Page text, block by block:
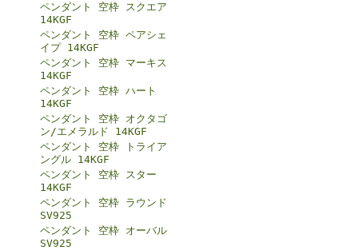
ペンダント 空枠 スクエア
14KGF
ペンダント 空枠 ペアシェ
イプ 14KGF
ペンダント 空枠 マーキス
14KGF
ペンダント 空枠 ハート
14KGF
ペンダント 空枠 オクタゴ
ン/エメラルド 14KGF
ペンダント 空枠 トライア
ングル 14KGF
ペンダント 空枠 スター
14KGF
ペンダント 空枠 ラウンド
SV925
ペンダント 空枠 オーバル
SV925